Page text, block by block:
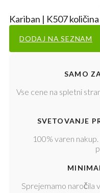
Kariban | K507 količina
DODAJ NA SEZNAM
SAMO
Vse cene na spletni
SVETOVANJE
100% varen
Sprejemamo naročila